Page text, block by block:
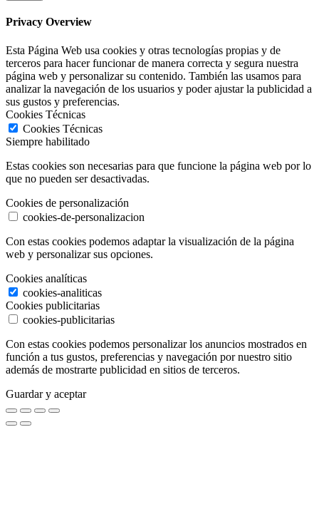
Privacy Overview
Esta Página Web usa cookies y otras tecnologías propias y de
terceros para hacer funcionar de manera correcta y segura nuestra
página web y personalizar su contenido. También las usamos para
analizar la navegación de los usuarios y poder ajustar la publicidad a
sus gustos y preferencias.
Cookies Técnicas
Cookies Técnicas
Siempre habilitado
Estas cookies son necesarias para que funcione la página web por lo
que no pueden ser desactivadas.
Cookies de personalización
cookies-de-personalizacion
Con estas cookies podemos adaptar la visualización de la página
web y personalizar sus opciones.
Cookies analíticas
cookies-analiticas
Cookies publicitarias
cookies-publicitarias
Con estas cookies podemos personalizar los anuncios mostrados en
función a tus gustos, preferencias y navegación por nuestro sitio
además de mostrarte publicidad en sitios de terceros.
Guardar y aceptar